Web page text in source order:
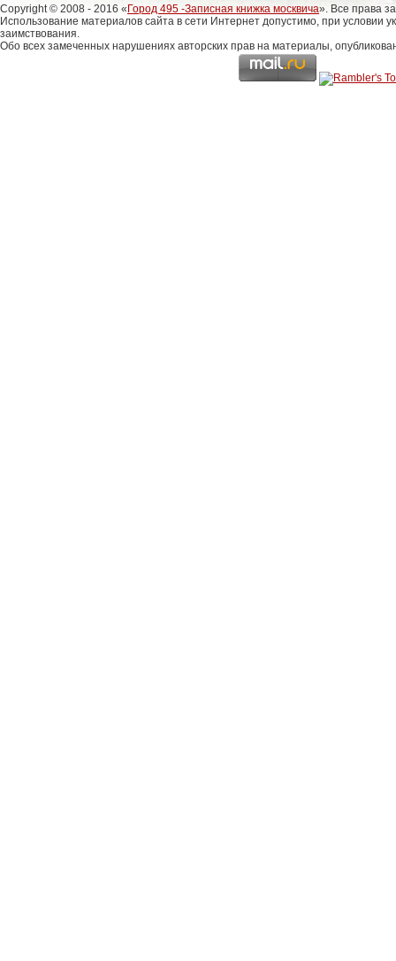
Copyright © 2008 - 2016 « Город 495 -Записная книжка москвича». Все права
Использование материалов сайта в сети Интернет допустимо, при условии
заимствования.
Обо всех замеченных нарушениях авторских прав на материалы,